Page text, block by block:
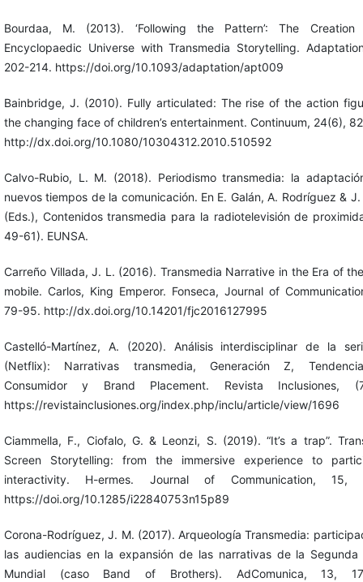
Bourdaa, M. (2013). ‘Following the Pattern’: The
Encyclopaedic Universe with Transmedia Storytelling.
202-214. https://doi.org/10.1093/adaptation/apt009
Bainbridge, J. (2010). Fully articulated: The rise of the action
the changing face of children’s entertainment. Continuum, 24(6),
http://dx.doi.org/10.1080/10304312.2010.510592
Calvo-Rubio, L. M. (2018). Periodismo transmedia: la
nuevos tiempos de la comunicación. En E. Galán, A. Rodríguez &
(Eds.), Contenidos transmedia para la radiotelevisión de
49-61). EUNSA.
Carreño Villada, J. L. (2016). Transmedia Narrative in the Era of
mobile. Carlos, King Emperor. Fonseca, Journal of
79-95. http://dx.doi.org/10.14201/fjc2016127995
Castelló-Martínez, A. (2020). Análisis interdisciplinar de la
(Netflix): Narrativas transmedia, Generación Z,
Consumidor y Brand Placement. Revista Inclusiones,
https://revistainclusiones.org/index.php/inclu/article/view/1696
Ciammella, F., Ciofalo, G. & Leonzi, S. (2019). “It’s a trap”.
Screen Storytelling: from the immersive experience to
interactivity. H-ermes. Journal of Communication, 15,
https://doi.org/10.1285/i22840753n15p89
Corona-Rodríguez, J. M. (2017). Arqueología Transmedia:
las audiencias en la expansión de las narrativas de la Segunda
Mundial (caso Band of Brothers). AdComunica, 13,